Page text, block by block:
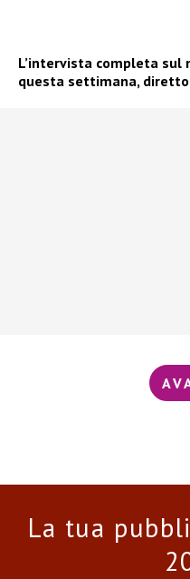
L’intervista completa sul
questa settimana, diretto
La tua